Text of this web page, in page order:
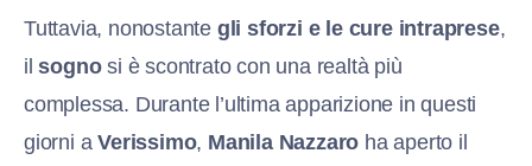
Tuttavia, nonostante gli sforzi e le cure intraprese,
ilsognosi è scontrato con una realtà più
complessa. Durante l’ultima apparizione in questi
giorni aVerissimo, Manila Nazzaro ha aperto il